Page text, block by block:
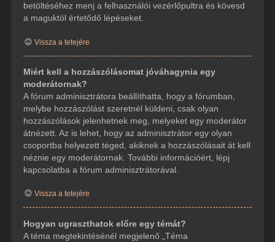
betöltéséhez menj a felhasználói vezérlőpultra és kövesd
a maguktól értetődő lépéseket.
Vissza a tetejére
Miért kell a hozzászólásomat jóváhagynia egy
moderátornak?
A fórum adminisztrátora beállíthatta, hogy a fórumban,
melybe hozzászólást szeretnél küldeni, csak olyan
hozzászólások jelenhetnek meg, melyeket egy moderátor
átnézett. Az is lehet, hogy az adminisztrátor egy olyan
csoportba helyezett téged, akiknek a hozzászólásait át kell
néznie egy moderátornak. További információért, lépj
kapcsolatba a fórum adminisztrátorával.
Vissza a tetejére
Hogyan ugraszthatok előre egy témát?
A téma megtekintésénél megjelenő „Téma